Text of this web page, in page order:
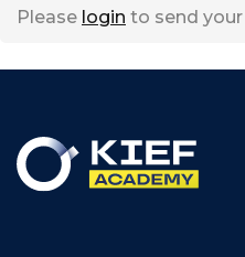
Please login to send
Remember me